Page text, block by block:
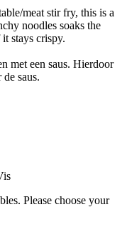
meat stir fry, this is a
noodles soaks the
stays crispy.
met een saus. Hierdoor
saus.
Please choose your